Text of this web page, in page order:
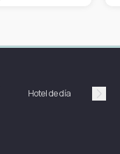
Hotel de día